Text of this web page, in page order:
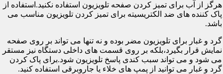
هرگز از آب برای تمیز کردن صفحه تلویزیون استفاده نکنید.استفاده از
پاک کننده های ضد الکتریسیته برای تمیز کردن تلویزیون مناسب می
باشد.
گرد و غبار برای تلویزیون مضر بوده و نه تنها می تواند بر روی صفحه
نمایش قرار بگیرد،بلکه بر روی قسمت های داخلی دستگاه نیز مستقر
می شود و می تواند سبب کندی پاسخ تلویزیون شود.برای پاک کردن
گرد و غبار می توانید از پمپ های خلاء یا جاروبرقی استفاده کنید.